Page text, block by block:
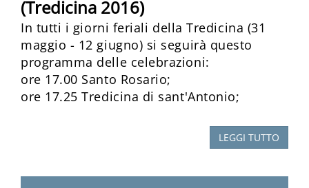
(Tredicina 2016)
In tutti i giorni feriali della Tredicina (31
maggio - 12 giugno) si seguirà questo
programma delle celebrazioni:
ore 17.00 Santo Rosario;
ore 17.25 Tredicina di sant'Antonio;
LEGGI TUTTO